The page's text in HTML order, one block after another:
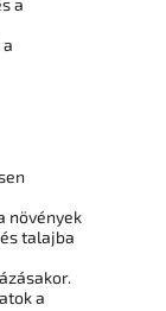
a
növények
talajba
a